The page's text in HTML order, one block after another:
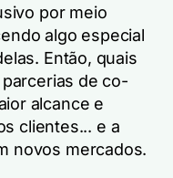
por meio
algo especial
Então, quais
de co-
alcance e
clientes... e a
novos mercados.